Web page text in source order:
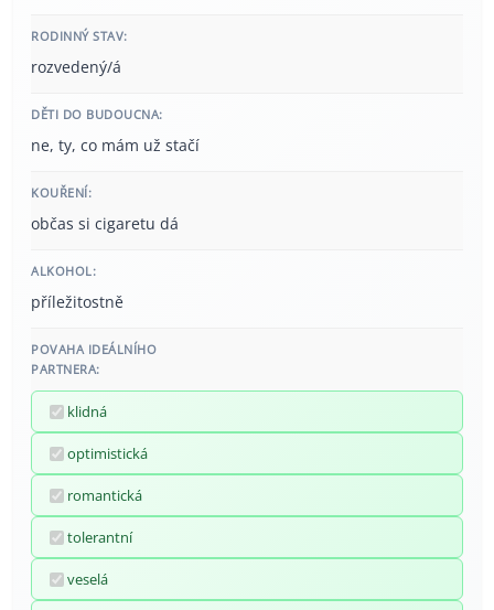
RODINNÝ STAV:
rozvedený/á
DĚTI DO BUDOUCNA:
ne, ty, co mám už stačí
KOUŘENÍ:
občas si cigaretu dá
ALKOHOL:
příležitostně
POVAHA IDEÁLNÍHO
PARTNERA:
klidná
optimistická
romantická
tolerantní
veselá